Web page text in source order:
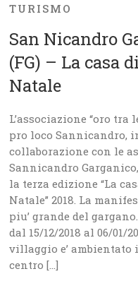
TURISMO
San Nicandro
(FG) – La casa
Natale
L’associazione “oro tra
pro loco Sannicandro,
collaborazione con le
Sannicandro
la terza edizione “La
Natale” 2018. La
piu’ grande del
dal 15/12/2018 al 06/01/
villaggio e’
centro […]